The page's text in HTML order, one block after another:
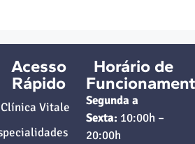
Acesso
Rápido
Vitale
Horário de
Segunda a
Sexta: 10:00h –
20:00h